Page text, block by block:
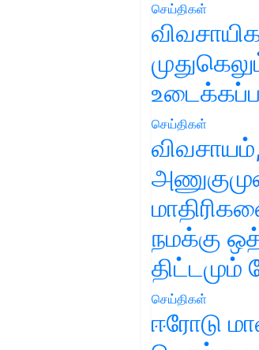
செய்திகள்
செய்திகள்
விவசாயம்,
நமக்கு
செய்திகள்
ஈரோடு